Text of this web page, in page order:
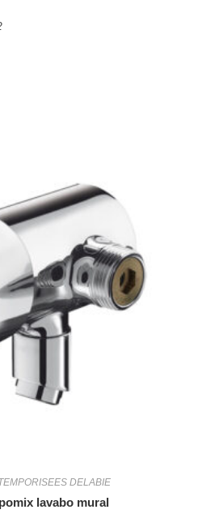
DELABIE
lavabo mural